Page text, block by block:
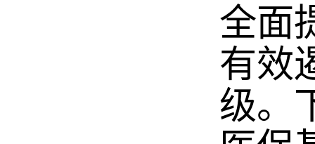
全面
有效
级。